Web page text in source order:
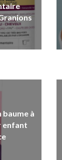
à
enfant